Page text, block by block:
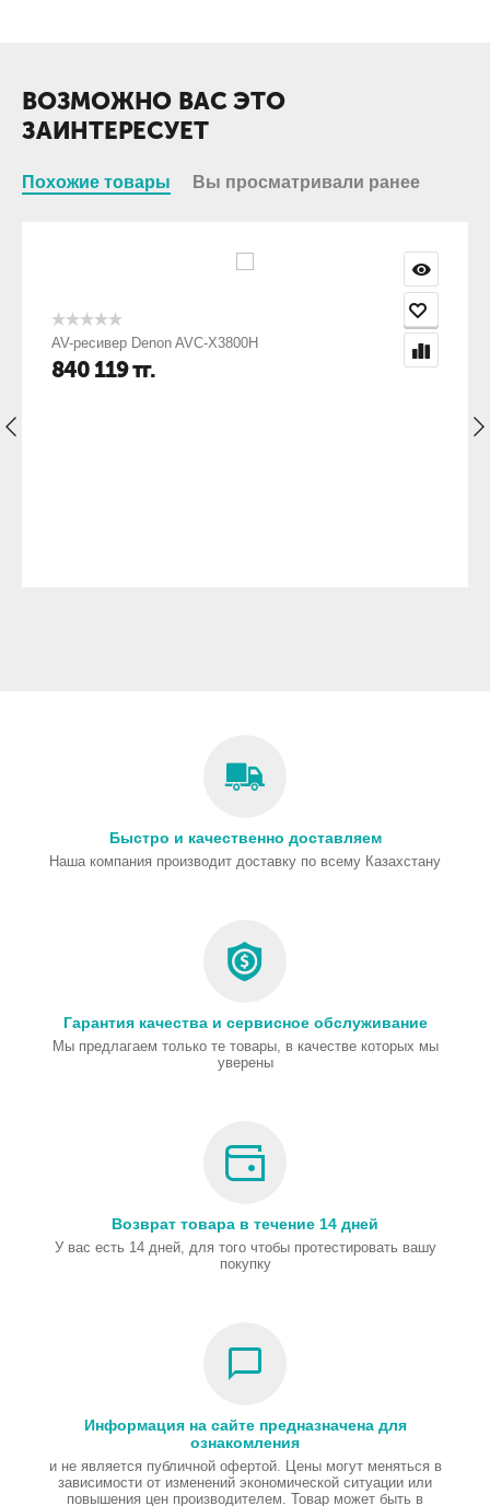
ВОЗМОЖНО ВАС ЭТО
ЗАИНТЕРЕСУЕТ
Похожие товары Вы просматривали ранее
AV-ресивер Denon AVC-X3800H
840 119тг.
Быстро и качественно доставляем
Наша компания производит доставку по всему Казахстану
Гарантия качества и сервисное обслуживание
Мы предлагаем только те товары, в качестве которых мы
уверены
Возврат товара в течение 14 дней
У вас есть 14 дней, для того чтобы протестировать вашу
покупку
Информация на сайте предназначена для
ознакомления
и не является публичной офертой. Цены могут меняться в
зависимости от изменений экономической ситуации или
повышения цен производителем. Товар может быть в